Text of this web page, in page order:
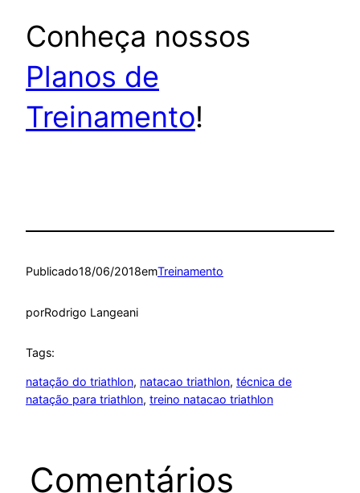
Conheça nossos
Planos de
Treinamento!
Publicado18/06/2018emTreinamento
porRodrigo Langeani
Tags:
natação do triathlon, natacao triathlon, técnica de
natação para triathlon, treino natacao triathlon
Comentários